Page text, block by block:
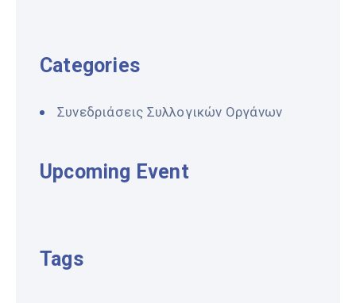
Categories
Συνεδριάσεις Συλλογικών Οργάνων
Upcoming Event
Tags